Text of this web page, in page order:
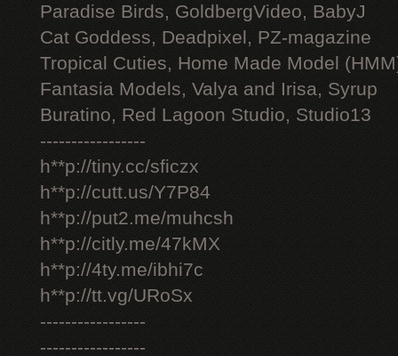
Paradise Birds, GoldbergVideo, BabyJ
Cat Goddess, Deadpixel, PZ-magazine
Tropical Cuties, Home Made Model
Fantasia Models, Valya and Irisa, Syrup
Buratino, Red Lagoon Studio, Studio13
-----------------
h**p://tiny.cc/sficzx
h**p://cutt.us/Y7P84
h**p://put2.me/muhcsh
h**p://citly.me/47kMX
h**p://4ty.me/ibhi7c
h**p://tt.vg/URoSx
-----------------
-----------------